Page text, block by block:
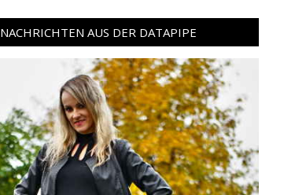
NACHRICHTEN AUS DER DATAPIPE